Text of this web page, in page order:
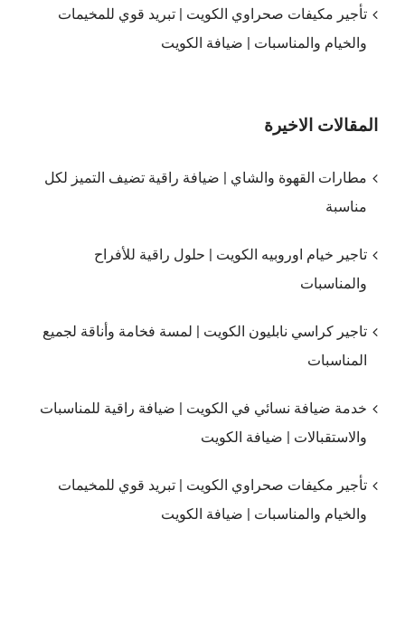
تأجير مكيفات صحراوي الكويت | تبريد قوي للمخيمات
والخيام والمناسبات | ضيافة الكويت
المقالات الاخيرة
مطارات القهوة والشاي | ضيافة راقية تضيف التميز لكل
مناسبة
تاجير خيام اوروبيه الكويت | حلول راقية للأفراح
والمناسبات
تاجير كراسي نابليون الكويت | لمسة فخامة وأناقة لجميع
المناسبات
خدمة ضيافة نسائي في الكويت | ضيافة راقية للمناسبات
والاستقبالات | ضيافة الكويت
تأجير مكيفات صحراوي الكويت | تبريد قوي للمخيمات
والخيام والمناسبات | ضيافة الكويت